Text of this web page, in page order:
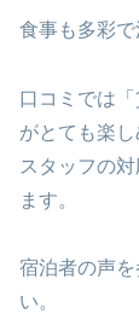
食事も多彩で
口コミでは
がとても楽
スタッフの
ます。
宿泊者の声
い。